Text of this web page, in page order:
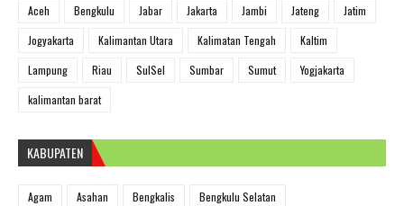
Aceh Bengkulu Jabar Jakarta Jambi Jateng
Jatim
Jogyakarta
Kalimantan Utara Kalimatan Tengah
Kaltim
Lampung
Riau SulSel Sumbar Sumut
Yogjakarta
kalimantan barat
KABUPATEN
Agam Asahan Bengkalis
Bengkulu Selatan